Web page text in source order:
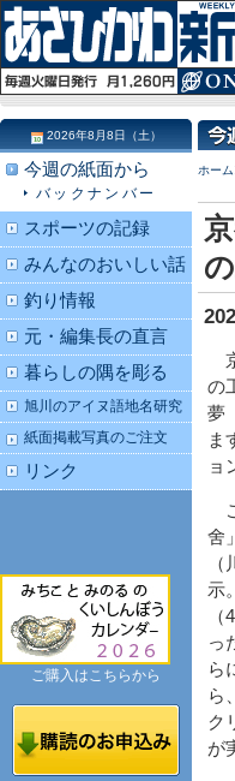
ホーム
の
夢
ま
ョ
舍
示
っ
ら
ら
ク
が
2026年8月8日（土）
今週の紙面から
バックナンバー
スポーツの記録
みんなのおいしい話
釣り情報
元・編集長の直言
暮らしの隅を彫る
旭川のアイヌ語地名研究
紙面掲載写真のご注文
リンク
ご購入はこちらから